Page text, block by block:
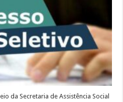
da Secretaria de Assistência Social